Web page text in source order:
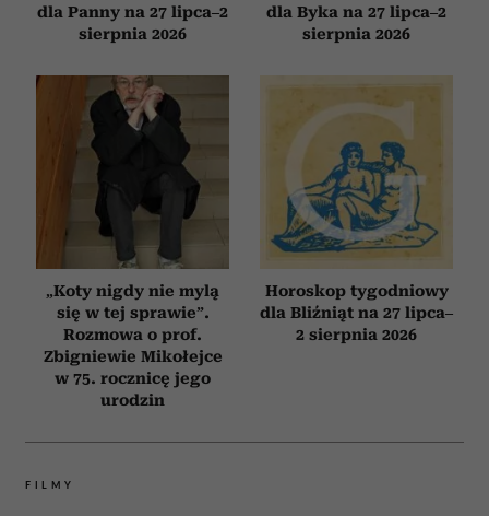
dla Panny na 27 lipca–2
sierpnia 2026
dla Byka na 27 lipca–2
sierpnia 2026
„Koty nigdy nie mylą
się w tej sprawie”.
Rozmowa o prof.
Zbigniewie Mikołejce
w 75. rocznicę jego
urodzin
Horoskop tygodniowy
dla Bliźniąt na 27 lipca–
2 sierpnia 2026
FILMY